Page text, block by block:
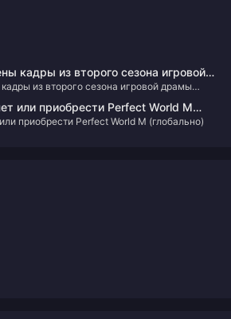
кадры из второго сезона игровой
из нас»
из второго сезона игровой драмы
или приобрести Perfect World M
приобрести Perfect World M (глобально)